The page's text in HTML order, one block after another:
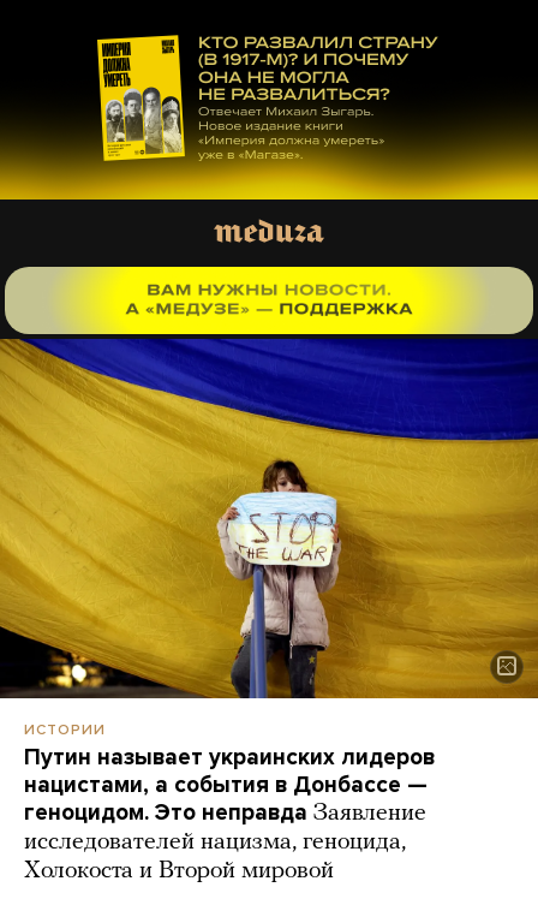
ИСТОРИИ
Путин называет украинских лидеров
нацистами, а события в Донбассе —
геноцидом. Это неправда Заявление
исследователей нацизма, геноцида,
Холокоста и Второй мировой